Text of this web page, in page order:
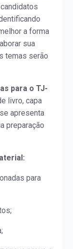
a forma
sua
temas serão
para o TJ-
livro, capa
apresenta
preparação
para